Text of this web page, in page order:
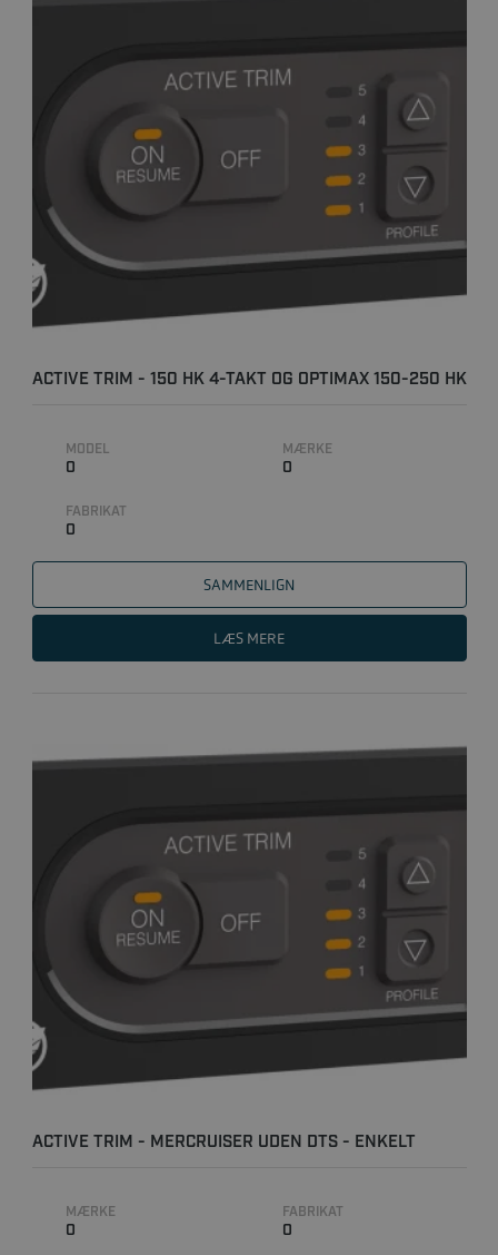
ACTIVE TRIM - 150 HK 4-TAKT OG OPTIMAX 150-250 HK
MODEL
0
MÆRKE
0
FABRIKAT
0
SAMMENLIGN
LÆS MERE
ACTIVE TRIM - MERCRUISER UDEN DTS - ENKELT
MÆRKE
0
FABRIKAT
0